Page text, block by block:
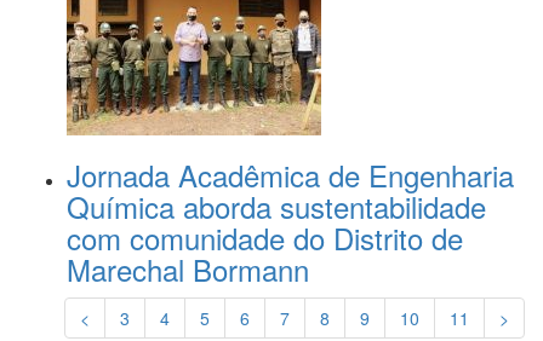
Jornada Acadêmica de Engenharia
Química aborda sustentabilidade
com comunidade do Distrito de
Marechal Bormann
< 3 4 5 6 7 8 9 10 11 >